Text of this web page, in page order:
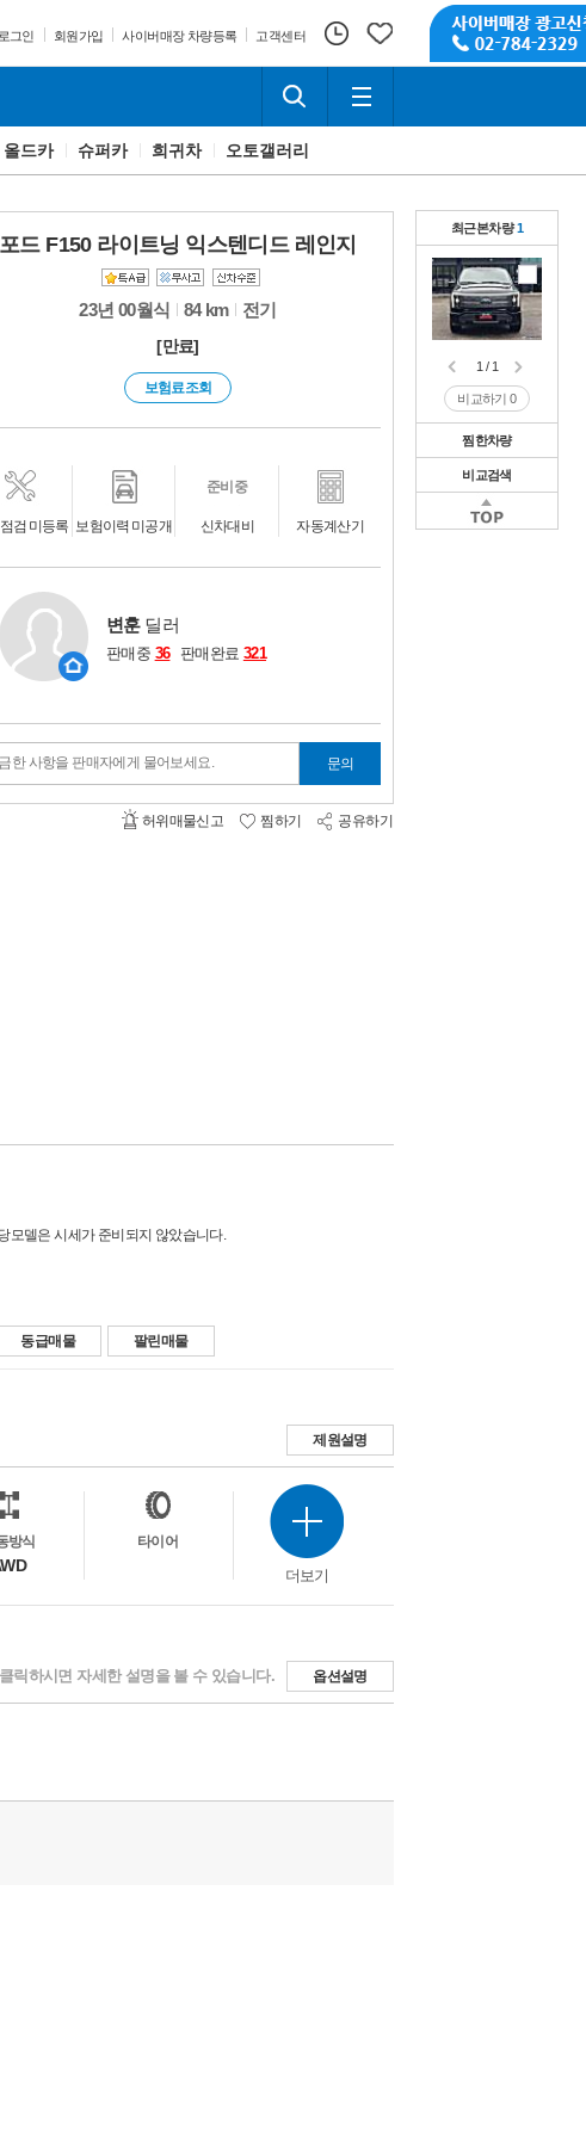
로그인 회원가입 사이버매장 차량등록 고객센터
올드카 슈퍼카 희귀차 오토갤러리
포드 F150 라이트닝 익스텐디드 레인지
23년 00월식 84 km 전기
[만료]
보험료조회
검 미등록 보험이력 미공개 신차대비
준비중
자동계산기
변훈딜러
판매중 36 판매완료 321
한 사항을 판매자에게 물어보세요. 문의
허위매물신고 찜하기 공유하기
모델은 시세가 준비되지 않았습니다.
동급매물 팔린매물
제원설명
방식 타이어
더보기
릭하시면 자세한 설명을 볼 수 있습니다. 옵션설명
최근본차량1
1 / 1
비교하기0
찜한차량
1 / 1
비교하기
비교검색
1 / 1